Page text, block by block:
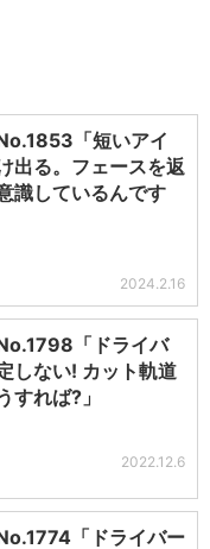
「短いアイ
出る。フェースを返
識しているんです
2024.2.16
「ドライバ
しない! カット軌道
すれば?」
2022.12.6
「ドライバー